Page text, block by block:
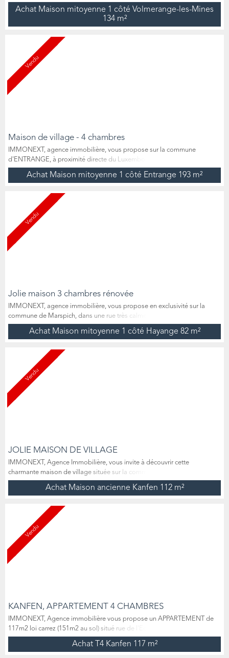
frontière du Luxembourg, cette charmante maison bien construite en
pierre, de 136 m² habitables + 70 m² de combles à aménager selon vos
besoins, un sous-sol complet, un garage ainsi qu’un beau jardin arboré.
Achat Maison mitoyenne 1 côté Volmerange-les-Mines
134 m²
Vendu
Maison de village - 4 chambres
IMMONEXT, agence immobilière, vous propose sur la commune
d'ENTRANGE, à proximité directe du Luxembourg, une maison
mitoyenne d'un coté de 193 m² habitables sur deux niveaux. Cette
maison, construite sur un terrain de 520 m² comprenant une terrasse et
trouverez une entrée, un vaste salon/séjour de plus de 48 m², une cuis...
Achat Maison mitoyenne 1 côté Entrange 193 m²
Vendu
Jolie maison 3 chambres rénovée
IMMONEXT, agence immobilière, vous propose en exclusivité sur la
commune de Marspich, dans une rue très calme, cette belle propriété
sans travaux à prévoir de 82 m2 habitables entièrement rénovée .
Implantée sur un terrain de 243 m2, à seulement quelques minutes de la
idéal à proximité des écoles, des commerces, des accè...
Achat Maison mitoyenne 1 côté Hayange 82 m²
Vendu
JOLIE MAISON DE VILLAGE
IMMONEXT, Agence Immobilière, vous invite à découvrir cette
charmante maison de village située sur la commune de KANFEN, rue de
la Liberté. Avec une surface habitable de 112 m², cette maison en parfait
état offre un cadre de vie chaleureux et confortable, sans aucun travaux à
accueillante, une cuisine dînatoire, une chambr...
Achat Maison ancienne Kanfen 112 m²
Vendu
KANFEN, APPARTEMENT 4 CHAMBRES
IMMONEXT, Agence immobilière vous propose un APPARTEMENT de
117m2 loi carrez (151m2 au sol) situé rue de l'Ecole à KANFEN, à
proximité immédiate de Dudelange et des accès autoroutiers. Situé
dans un ancien corps de ferme entièrement rénové en 2014,
Achat T4 Kanfen 117 m²